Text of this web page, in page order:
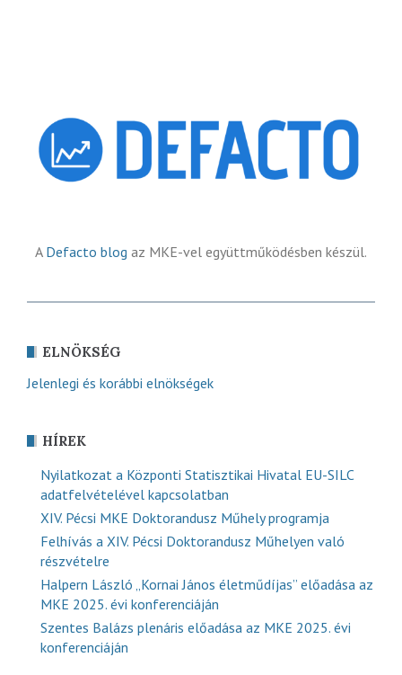
A Defacto blog az MKE-vel együttműködésben készül.
ELNÖKSÉG
Jelenlegi és korábbi elnökségek
HÍREK
Nyilatkozat a Központi Statisztikai Hivatal EU-SILC
adatfelvételével kapcsolatban
XIV. Pécsi MKE Doktorandusz Műhely programja
Felhívás a XIV. Pécsi Doktorandusz Műhelyen való
részvételre
Halpern László „Kornai János életműdíjas” előadása az
MKE 2025. évi konferenciáján
Szentes Balázs plenáris előadása az MKE 2025. évi
konferenciáján